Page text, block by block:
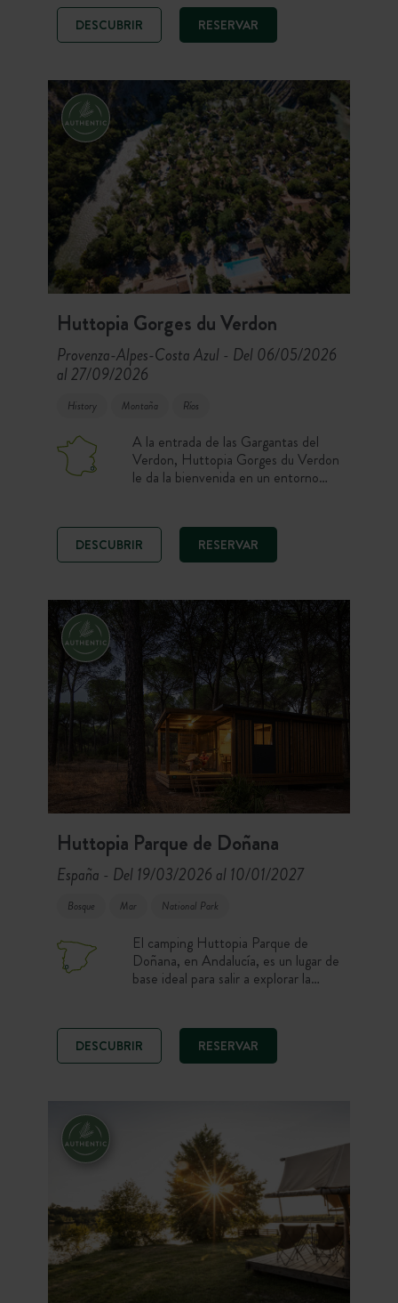
Entre naturaleza, viñedos y
patrimonio, disfrute de una estancia
que combina relax y descubrimiento
DESCUBRIR RESERVAR
Huttopia Gorges du Verdon
Provenza-Alpes-Costa Azul - Del 06/05/2026
al 27/09/2026
History Montaña Ríos
A la entrada de las Gargantas del
Verdon, Huttopia Gorges du Verdon
le da la bienvenida en un entorno
Verdon, el camping es el punto de
partida ideal para descubrir paisajes
espectaculares.
DESCUBRIR RESERVAR
Huttopia Parque de Doñana
España - Del 19/03/2026 al 10/01/2027
Bosque Mar National Park
El camping Huttopia Parque de
Doñana, en Andalucía, es un lugar de
base ideal para salir a explorar la
bosques, vastas marismas… Aquí se
protege la fauna y la flora, aquí reina
la naturaleza.
DESCUBRIR RESERVAR